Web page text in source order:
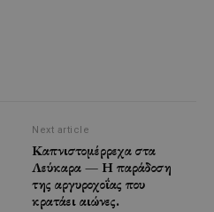
Next article
Καπνιστομέρρεχα στα
Λεύκαρα — Η παράδοση
της αργυροχοΐας που
κρατάει αιώνες.